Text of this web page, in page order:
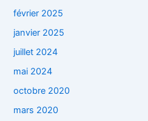
février 2025
janvier 2025
juillet 2024
mai 2024
octobre 2020
mars 2020